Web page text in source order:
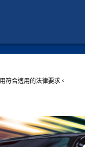
符合適用的法律要求。